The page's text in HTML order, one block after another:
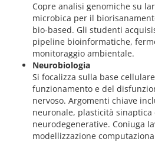
Copre analisi genomiche su
microbica per il
bio‑based. Gli studenti
pipeline bioinformatiche,
monitoraggio ambientale.
Neurobiologia
Si focalizza sulla base
funzionamento e del
nervoso. Argomenti chiave
neuronale, plasticità
neurodegenerative. Coniuga
modellizzazione